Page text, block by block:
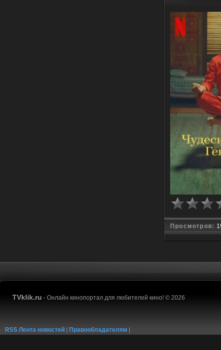
Просмотров:
TVklik.ru - Онлайн кинопортал для любителей кино! © 2026
RSS Лента новостей Правообладателям